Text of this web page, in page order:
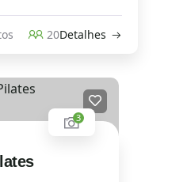
20Detalhes
3